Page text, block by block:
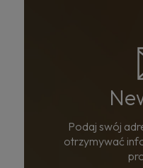
Podaj swój
otrzymywać